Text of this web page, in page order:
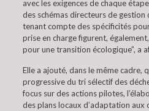
avec les exigences de chaque
des schémas directeurs de gestion
tenant compte des spécificités
prise en charge figurent,
pour une transition écologique”, a
Elle a ajouté, dans le même cadre,
progressive du tri sélectif des
focus sur des actions pilotes,
des plans locaux d’adaptation aux